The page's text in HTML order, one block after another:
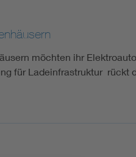
möchten ihr
für Ladeinfrastruktur rückt